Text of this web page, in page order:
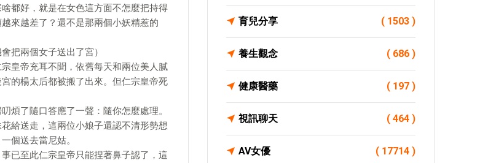
都好，就是在女色這方面不怎麼把持得
來越差了？還不是那兩個小妖精惹的
把兩個女子送出了宮）
皇帝充耳不聞，依舊每天和兩位美人膩
的楊太后都被搬了出來。但仁宗皇帝死
煩了隨口答應了一聲：隨你怎麼處理。
給送走，這兩位小娘子還認不清形勢想
個送去當尼姑。
已至此仁宗皇帝只能捏著鼻子認了，這
育兒分享 ( 1503 )
養生觀念 ( 686 )
健康醫藥 ( 197 )
視訊聊天 ( 464 )
AV女優 ( 17714 )